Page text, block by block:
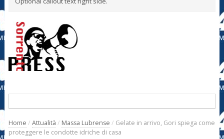
Home / Attualità / Massa Lubrense / Gelate in arrivo, Gori spiega come
proteggere le condotte idriche di casa